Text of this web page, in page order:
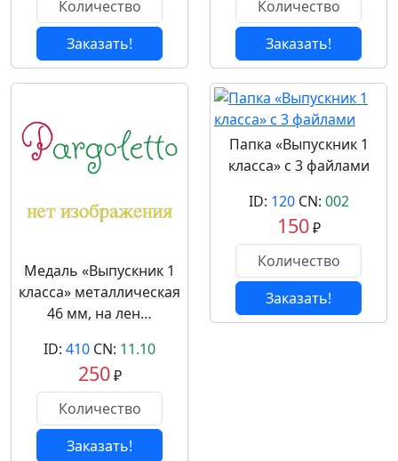
Заказать! Заказать!
Медаль «Выпускник 1
класса» металлическая
46 мм, на лен…
ID: 410 CN: 11.10
250₽
Заказать!
Папка «Выпускник 1
класса» с 3 файлами
ID: 120CN: 002
150₽
Заказать!